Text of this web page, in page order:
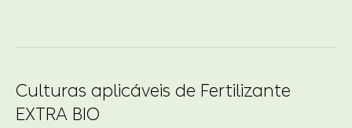
Culturas aplicáveis de Fertilizante
EXTRA BIO